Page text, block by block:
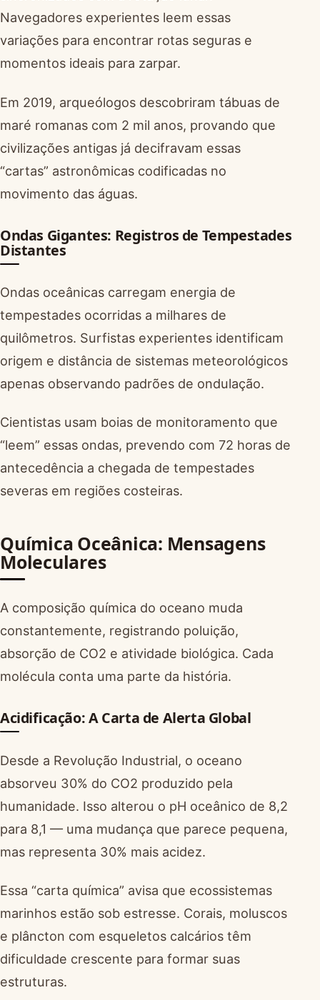
Navegadores experientes leem essas
variações para encontrar rotas seguras e
momentos ideais para zarpar.
Em 2019, arqueólogos descobriram tábuas de
maré romanas com 2 mil anos, provando que
civilizações antigas já decifravam essas
“cartas” astronômicas codificadas no
movimento das águas.
Ondas Gigantes: Registros de Tempestades
Distantes
Ondas oceânicas carregam energia de
tempestades ocorridas a milhares de
quilômetros. Surfistas experientes identificam
origem e distância de sistemas meteorológicos
apenas observando padrões de ondulação.
Cientistas usam boias de monitoramento que
“leem” essas ondas, prevendo com 72 horas de
antecedência a chegada de tempestades
severas em regiões costeiras.
Química Oceânica: Mensagens
Moleculares
A composição química do oceano muda
constantemente, registrando poluição,
absorção de CO2 e atividade biológica. Cada
molécula conta uma parte da história.
Acidificação: A Carta de Alerta Global
Desde a Revolução Industrial, o oceano
absorveu 30% do CO2 produzido pela
humanidade. Isso alterou o pH oceânico de 8,2
para 8,1 — uma mudança que parece pequena,
mas representa 30% mais acidez.
Essa “carta química” avisa que ecossistemas
marinhos estão sob estresse. Corais, moluscos
e plâncton com esqueletos calcários têm
dificuldade crescente para formar suas
estruturas.